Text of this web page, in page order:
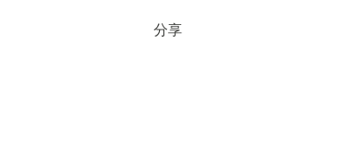
分享